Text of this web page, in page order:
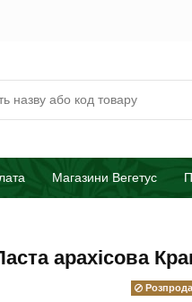
Магазини Вегетус
арахісова